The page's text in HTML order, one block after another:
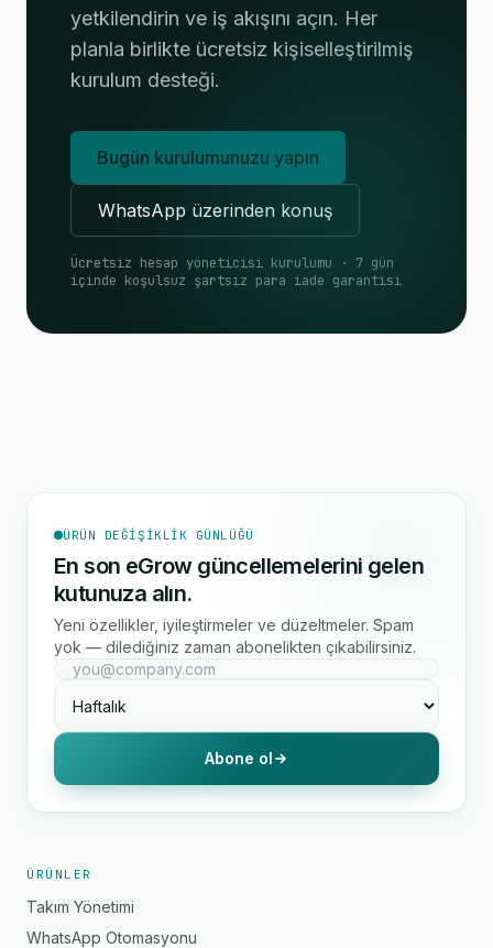
yetkilendirin ve iş akışını açın. Her
planla birlikte ücretsiz kişiselleştirilmiş
kurulum desteği.
Bugün kurulumunuzu yapın
WhatsApp üzerinden konuş
Ücretsiz hesap yöneticisi kurulumu · 7 gün
içinde koşulsuz şartsız para iade garantisi
ÜRÜN DEĞIŞIKLIK GÜNLÜĞÜ
En son eGrow güncellemelerini gelen
kutunuza alın.
Yeni özellikler, iyileştirmeler ve düzeltmeler. Spam
yok — dilediğiniz zaman abonelikten çıkabilirsiniz.
Abone ol
ÜRÜNLER
Takım Yönetimi
WhatsApp Otomasyonu